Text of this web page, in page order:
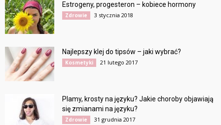
Estrogeny, progesteron – kobiece hormony
Zdrowie 3 stycznia 2018
Najlepszy klej do tipsów – jaki wybrać?
Kosmetyki 21 lutego 2017
Plamy, krosty na języku? Jakie choroby objawiają
się zmianami na języku?
Zdrowie 31 grudnia 2017